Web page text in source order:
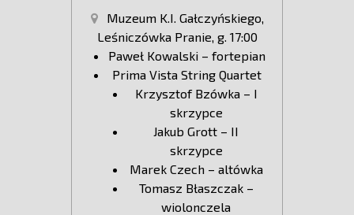
Muzeum K.I. Gałczyńskiego,
Leśniczówka Pranie, g. 17:00
Paweł Kowalski – fortepian
Prima Vista String Quartet
Krzysztof Bzówka – I
skrzypce
Jakub Grott – II
skrzypce
Marek Czech – altówka
Tomasz Błaszczak –
wiolonczela